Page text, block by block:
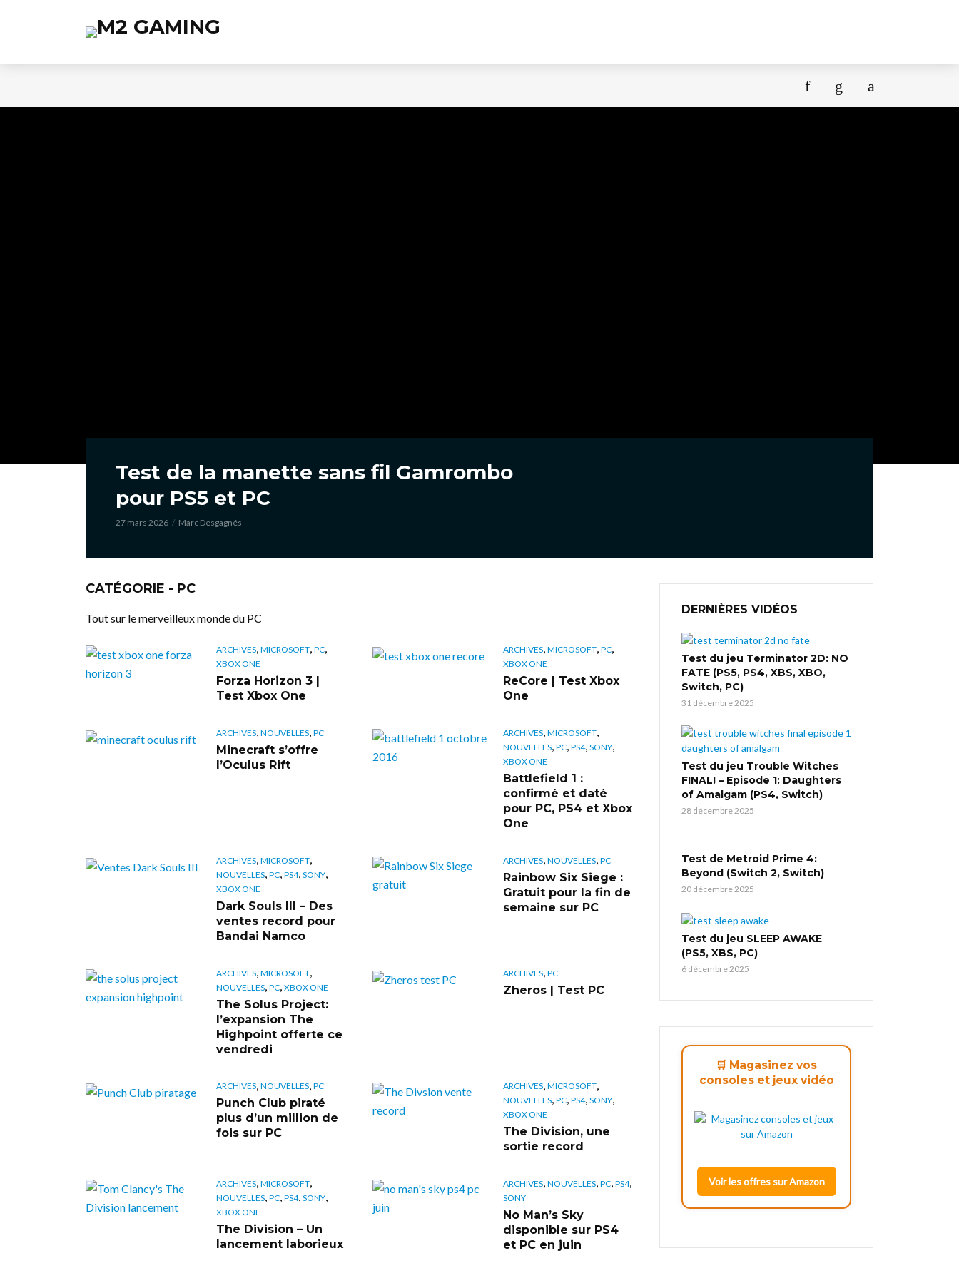
Test de la manette sans fil Gamrombo
pour PS5 et PC
27 mars 2026 Marc Desgagnés
CATÉGORIE - PC
Tout sur le merveilleux monde du PC
ARCHIVES, MICROSOFT, PC,
XBOX ONE
Forza Horizon 3 |
Test Xbox One
ARCHIVES, MICROSOFT, PC,
XBOX ONE
ReCore | Test Xbox
One
ARCHIVES, NOUVELLES, PC
Minecraft s’offre
l’Oculus Rift
ARCHIVES, MICROSOFT,
NOUVELLES, PC, PS4, SONY,
XBOX ONE
Battlefield 1 :
confirmé et daté
pour PC, PS4 et Xbox
One
ARCHIVES MICROSOFT
NOUVELLES PC PS4, SONY
XBOX ONE
Dark Souls III – Des
ventes record pour
Bandai Namco
ARCHIVES NOUVELLES PC
Rainbow Six Siege :
Gratuit pour la fin de
semaine sur PC
ARCHIVES MICROSOFT
NOUVELLES PC XBOX ONE
The Solus Project:
l’expansion The
Highpoint offerte ce
vendredi
ARCHIVES PC
Zheros | Test PC
ARCHIVES NOUVELLES PC
Punch Club piraté
plus d’un million de
fois sur PC
ARCHIVES MICROSOFT
NOUVELLES, PC, PS4, SONY,
XBOX ONE
The Division, une
sortie record
ARCHIVES, MICROSOFT,
NOUVELLES, PC, PS4, SONY,
XBOX ONE
The Division – Un
lancement laborieux
ARCHIVES, NOUVELLES, PC, PS4,
SONY
No Man’s Sky
disponible sur PS4
et PC en juin
DERNIÈRES VIDÉOS
Test du jeu Terminator 2D: NO
FATE (PS5, PS4, XBS, XBO,
Switch, PC)
31 décembre 2025
Test du jeu Trouble Witches
FINAL! – Episode 1: Daughters
of Amalgam (PS4, Switch)
28 décembre 2025
Test de Metroid Prime 4:
Beyond (Switch 2, Switch)
20 décembre 2025
Test du jeu SLEEP AWAKE
(PS5, XBS, PC)
6 décembre 2025
🛒 Magasinez vos
consoles et jeux vidéo
Voir les offres sur Amazon